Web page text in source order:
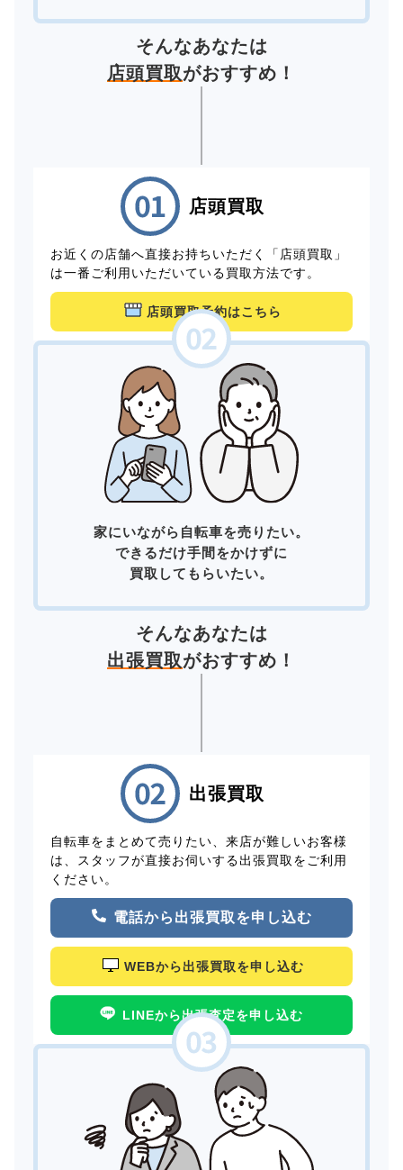
そんなあなたは
店頭買取がおすすめ！
店頭買取
お近くの店舗へ直接お持ちいただく「店頭買取」
は一番ご利用いただいている買取方法です。
店頭買取予約はこちら
家にいながら自転車を売りたい。
できるだけ手間をかけずに
買取してもらいたい。
そんなあなたは
出張買取がおすすめ！
出張買取
自転車をまとめて売りたい、来店が難しいお客様
は、スタッフが直接お伺いする出張買取をご利用
ください。
電話から出張買取を申し込む
WEBから出張買取を申し込む
LINEから出張査定を申し込む